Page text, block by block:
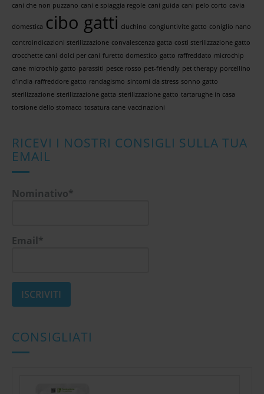
cani che non puzzano cani e spiaggia regole cani guida cani pelo corto cavia
domestica cibo gatti ciuchino congiuntivite gatto coniglio nano
controindicazioni sterilizzazione convalescenza gatta costi sterilizzazione gatto
crocchette cani dolci per cani furetto domestico gatto raffreddato microchip
cane microchip gatto parassiti pesce rosso pet-friendly pet therapy porcellino
d'india raffreddore gatto randagismo sintomi da stress sonno gatto
sterilizzazione sterilizzazione gatta sterilizzazione gatto tartarughe in casa
torsione dello stomaco tosatura cane vaccinazioni
RICEVI I NOSTRI CONSIGLI SULLA TUA
EMAIL
Nominativo*
Email*
CONSIGLIATI